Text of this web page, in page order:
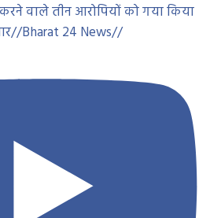
वाले तीन आरोपियों को गया किया
Bharat 24 News//